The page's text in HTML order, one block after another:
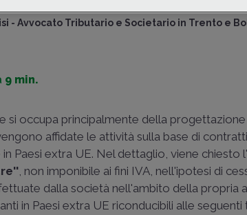
-Avvocato Tributario e Societario in Trento e
9 min.
occupa principalmente della progettazione
affidate le attività sulla base di contratti
Paesi extra UE. Nel dettaglio, viene chiesto
, non imponibile ai fini IVA, nell'ipotesi di
dalla società nell'ambito della propria
in Paesi extra UE riconducibili alle seguenti